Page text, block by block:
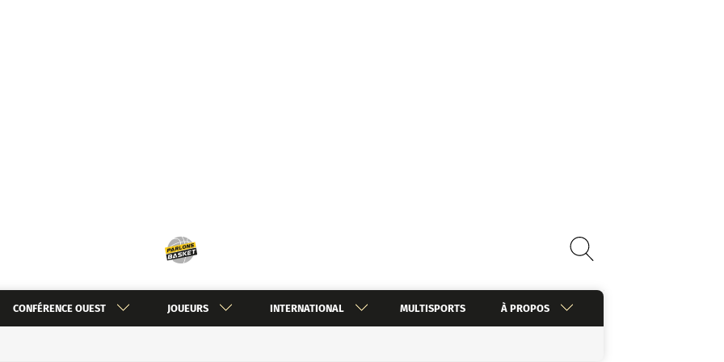
CONFÉRENCE OUEST JOUEURS INTERNATIONAL MULTISPORTS À PROPOS